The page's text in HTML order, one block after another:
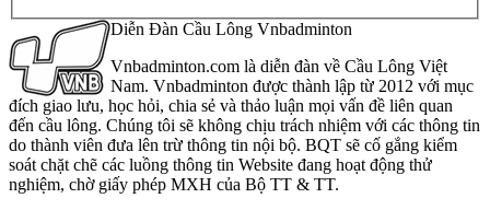
Diễn Đàn Cầu Lông Vnbadminton
Vnbadminton.com là diễn đàn về Cầu Lông Việt
Nam. Vnbadminton được thành lập từ 2012 với mục
đích giao lưu, học hỏi, chia sẻ và thảo luận mọi vấn đề liên quan
đến cầu lông. Chúng tôi sẽ không chịu trách nhiệm với các thông tin
do thành viên đưa lên trừ thông tin nội bộ. BQT sẽ cố gắng kiểm
soát chặt chẽ các luồng thông tin Website đang hoạt động thử
nghiệm, chờ giấy phép MXH của Bộ TT & TT.